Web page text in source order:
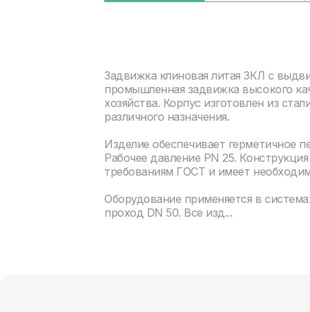
Задвижка клиновая литая ЗКЛ с
промышленная задвижка высокого
хозяйства. Корпус изготовлен из
различного назначения.
Изделие обеспечивает герметичное
Рабочее давление PN 25.
требованиям ГОСТ и имеет
Оборудование применяется в
проход DN 50. Все изд...